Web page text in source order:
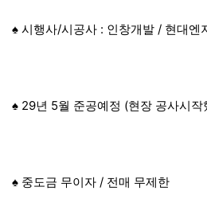
♠ 시행사/시공사 : 인창개발 / 현대엔
♠ 29년 5월 준공예정 (현장 공사시작
♠ 중도금 무이자 / 전매 무제한